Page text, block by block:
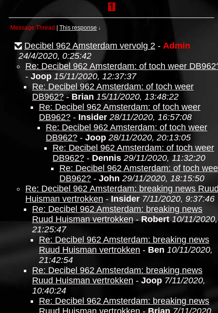
Message Thread This response ↓
Decibel 962 Amsterdam vervolg 2 - Admin
24/4/2020, 0:25:42
Re: Decibel 962 Amsterdam: of toch weer
- Joop 15/11/2020, 12:37:37
Re: Decibel 962 Amsterdam: of toch weer
DB962?- Brian 15/11/2020, 13:48:22
Re: Decibel 962 Amsterdam: of toch weer
DB962? - Insider 28/11/2020, 16:57:08
Re: Decibel 962 Amsterdam: of toch weer
DB962? - Joop 28/11/2020, 20:13:05
Re: Decibel 962 Amsterdam: of toch weer
DB962? - Dennis 29/11/2020, 11:32:20
Re: Decibel 962 Amsterdam: of toch
DB962? - John 29/11/2020, 18:15:50
Re: Decibel 962 Amsterdam: breaking news
Huisman vertrokken - Insider 7/11/2020, 9:37:46
Re: Decibel 962 Amsterdam: breaking news
Ruud Huisman vertrokken-Robert 10/11/2020,
21:25:47
Re: Decibel 962 Amsterdam: breaking news
Ruud Huisman vertrokken - Ben 10/11/2020,
21:42:54
Re: Decibel 962 Amsterdam: breaking news
Ruud Huisman vertrokken - Joop 7/11/2020,
10:40:24
Re: Decibel 962 Amsterdam: breaking news
Ruud Huisman vertrokken - Brian 7/11/2020,